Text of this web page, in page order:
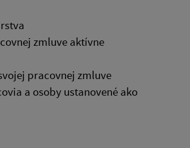
zmluve aktívne
pracovnej zmluve
a osoby ustanovené ako